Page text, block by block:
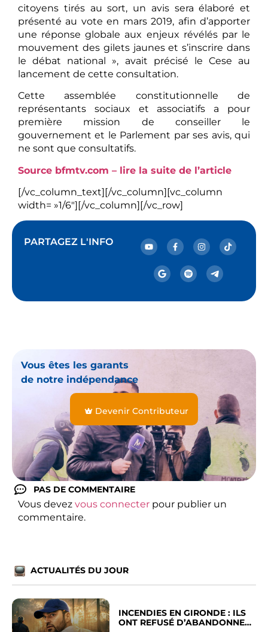
citoyens tirés au sort, un avis sera élaboré et
présenté au vote en mars 2019, afin d’apporter
une réponse globale aux enjeux révélés par le
mouvement des gilets jaunes et s’inscrire dans
le débat national », avait précisé le Cese au
lancement de cette consultation.
Cette assemblée constitutionnelle de
représentants sociaux et associatifs a pour
première mission de conseiller le
gouvernement et le Parlement par ses avis, qui
ne sont que consultatifs.
Source bfmtv.com – lire la suite de l’article
[/vc_column_text][/vc_column][vc_column
width= »1/6″][/vc_column][/vc_row]
PARTAGEZ L'INFO
Vous êtes les garants
de notre indépendance
Devenir Contributeur
PAS DE COMMENTAIRE
Vous devez vous connecter pour publier un
commentaire.
ACTUALITÉS DU JOUR
INCENDIES EN GIRONDE : ILS
ONT REFUSÉ D’ABANDONNER